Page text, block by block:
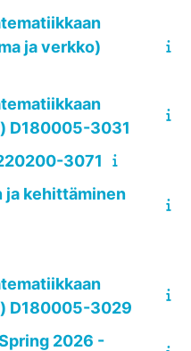
ja verkko)
D180005-3031
3071
ja kehittäminen
D180005-3029
2026 -